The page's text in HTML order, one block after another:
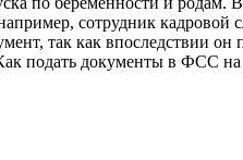
сотрудник кадровой
так как впоследствии
подать документы в ФСС